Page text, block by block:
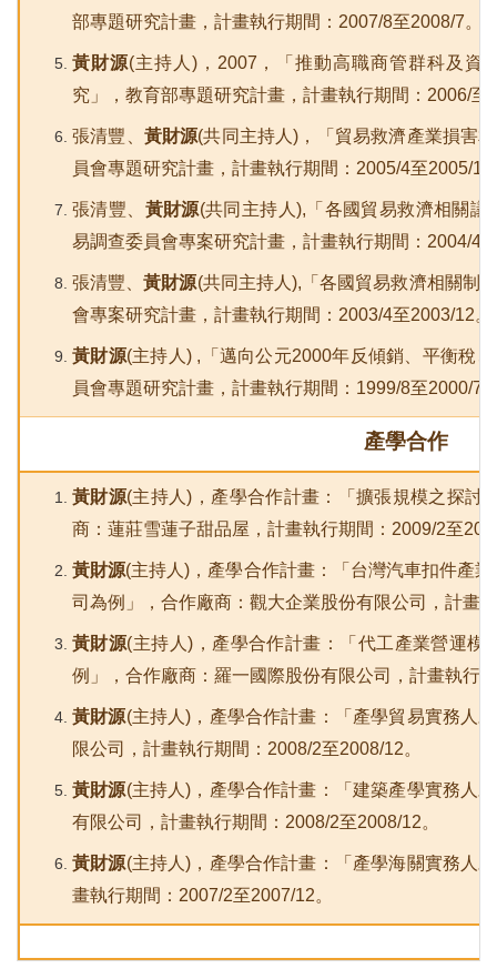
部專題研究計畫，計畫執行期間：2007/8至2008/7。
黃財源(主持人)，2007，「推動高職商管群科及資
究」，教育部專題研究計畫，計畫執行期間：2006/至
張清豐、 黃財源(共同主持人)，「貿易救濟產業損害
員會專題研究計畫，計畫執行期間：2005/4至2005/12
張清豐、 黃財源(共同主持人),「各國貿易救濟相關
易調查委員會專案研究計畫，計畫執行期間：2004/4
張清豐、黃財源(共同主持人),「各國貿易救濟相關制
會專案研究計畫，計畫執行期間：2003/4至2003/12。
黃財源(主持人) ,「邁向公元2000年反傾銷、平衡稅
員會專題研究計畫，計畫執行期間：1999/8至2000/7
產學合作
黃財源(主持人)，產學合作計畫：「擴張規模之探討
商：蓮莊雪蓮子甜品屋，計畫執行期間：2009/2至
黃財源(主持人)，產學合作計畫：「台灣汽車扣件產
司為例」，合作廠商：觀大企業股份有限公司，計畫
黃財源(主持人)，產學合作計畫：「代工產業營運模
例」，合作廠商：羅一國際股份有限公司，計畫執行
黃財源(主持人)，產學合作計畫：「產學貿易實務人
限公司，計畫執行期間：2008/2至2008/12。
黃財源(主持人)，產學合作計畫：「建築產學實務人
有限公司，計畫執行期間：2008/2至2008/12。
黃財源(主持人)，產學合作計畫：「產學海關實務人
畫執行期間：2007/2至2007/12。